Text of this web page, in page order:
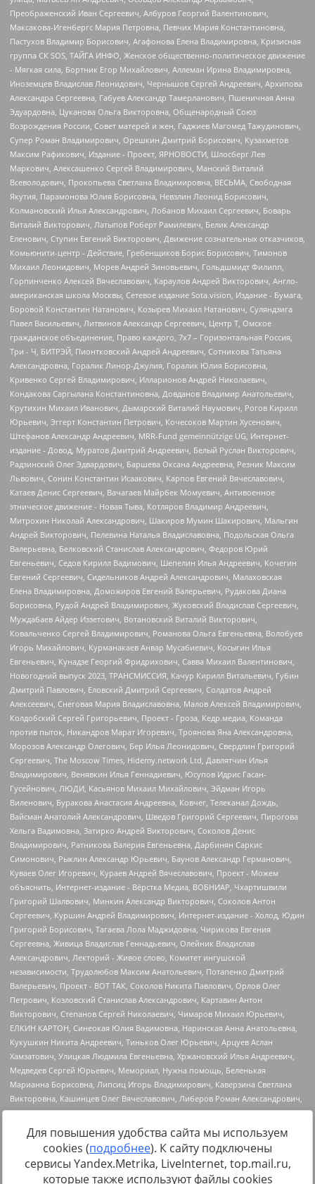
https://minjust.gov.ru/uploaded/files/reestr-
inostrannyih-agentov-22-03-2024.pdfданные на22.03.2024
Для повышения удобства сайта мы используем
cookies (подробнее). К сайту подключены
сервисы Yandex.Metrika, LiveInternet, top.mail.ru,
которые также используют файлы cookies